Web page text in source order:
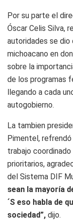
Por su parte el
Óscar Celis Silva,
autoridades se
michoacano en
sobre la
de los programas
llegando a cada
autogobierno.
La tambien
Pimentel,
trabajo
prioritarios,
del Sistema DIF
sean la mayoría
´S eso habla de
sociedad”, dijo.